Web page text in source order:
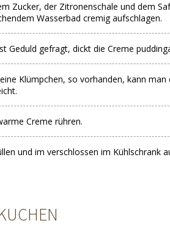
Zucker, der Zitronenschale und dem
Wasserbad cremig aufschlagen.
Geduld gefragt, dickt die Creme
Klümpchen, so vorhanden, kann
Creme rühren.
und im verschlossen im Kühlschrank